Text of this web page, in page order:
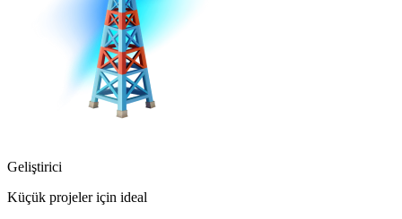
Geliştirici
Küçük projeler için ideal